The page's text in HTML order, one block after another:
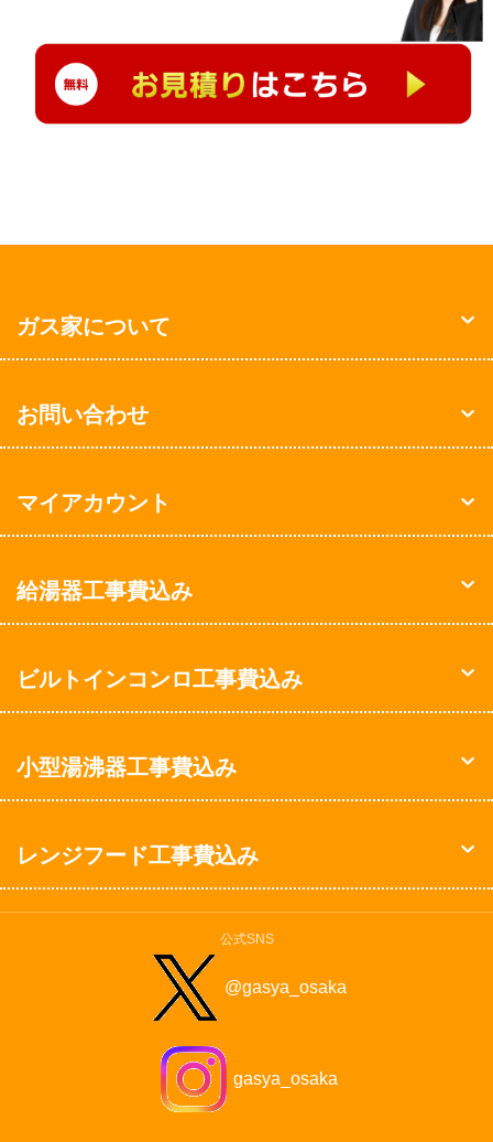
ガス家について
お問い合わせ
マイアカウント
給湯器工事費込み
ビルトインコンロ工事費込み
小型湯沸器工事費込み
レンジフード工事費込み
公式SNS
@gasya_osaka
gasya_osaka